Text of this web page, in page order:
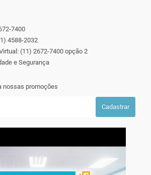
7400
4588-2032
(11) 2672-7400 opção 2
e Segurança
nossas promoções
Cadastrar